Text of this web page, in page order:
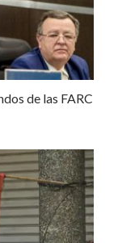
de las FARC